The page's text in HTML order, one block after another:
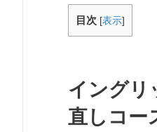
目次 [表示]
イングリ
直しコー